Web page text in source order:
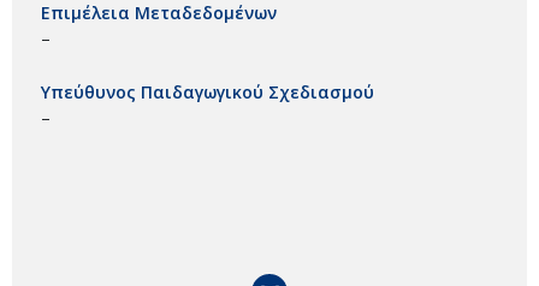
Επιμέλεια Μεταδεδομένων
–
Υπεύθυνος Παιδαγωγικού Σχεδιασμού
–